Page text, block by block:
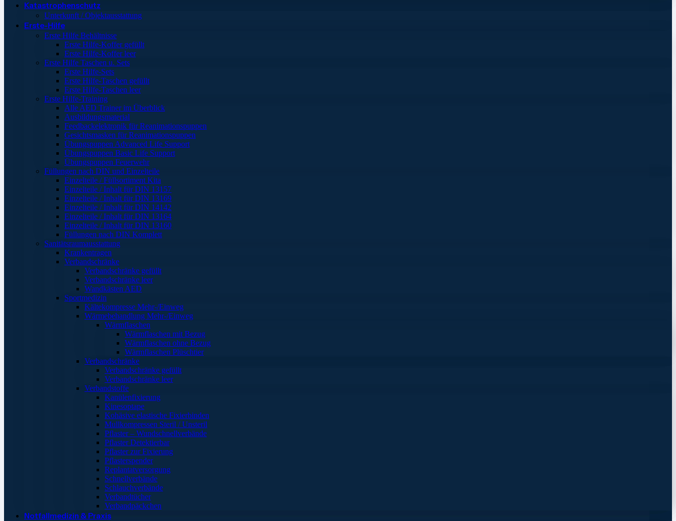
Katastrophenschutz
Unterkunft / Objektausstattung
Erste-Hilfe
Erste Hilfe Behältnisse
Erste Hilfe-Koffer gefüllt
Erste Hilfe-Koffer leer
Erste Hilfe Taschen u. Sets
Erste Hilfe-Sets
Erste Hilfe-Taschen gefüllt
Erste Hilfe-Taschen leer
Erste Hilfe-Training
Alle AED Trainer im Überblick
Ausbildungsmaterial
Feedbackelektronik für Reanimationspuppen
Gesichtsmasken für Reanimationspuppen
Übungspuppen Advanced Life Support
Übungspuppen Basic Life Support
Übungspuppen Feuerwehr
Füllungen nach DIN und Einzelteile
Einzelteile / Füllsortiment Kita
Einzelteile / Inhalt für DIN 13157
Einzelteile / Inhalt für DIN 13169
Einzelteile / Inhalt für DIN 14142
Einzelteile / Inhalt für DIN 13164
Einzelteile / Inhalt für DIN 13160
Füllungen nach DIN Komplett
Sanitätsraumausstattung
Krankentragen
Verbandschränke
Verbandschränke gefüllt
Verbandschränke leer
Wandkästen AED
Sportmedizin
Kältekompresse Mehr-/Einweg
Wärmebehandlung Mehr-/Einweg
Wärmflaschen
Wärmflaschen mit Bezug
Wärmflaschen ohne Bezug
Wärmflaschen Plüschtier
Verbandschränke
Verbandschränke gefüllt
Verbandschränke leer
Verbandstoffe
Kanülenfixierung
Kinesoptape
Kohäsive elastische Fixierbinden
Mullkompressen Steril / Unsteril
Pflaster – Wundschnellverbände
Pflaster Detektierbar
Pflaster zur Fixierung
Pflasterspender
Replantatversorgung
Schnellverbände
Schlauchverbände
Verbandtücher
Verbandpäckchen
Notfallmedizin & Praxis